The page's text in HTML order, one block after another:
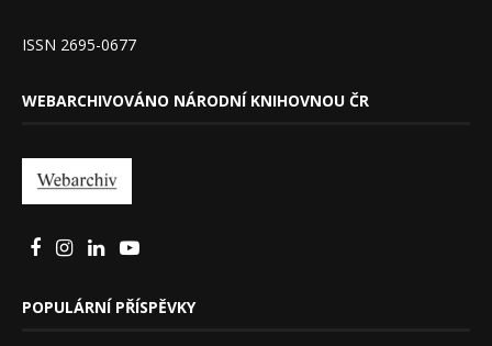
ISSN 2695-0677
WEBARCHIVOVÁNO NÁRODNÍ KNIHOVNOU ČR
POPULÁRNÍ PŘÍSPĚVKY